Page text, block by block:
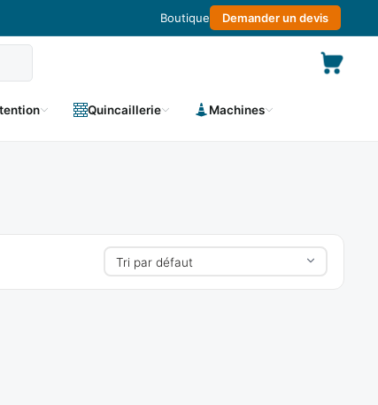
Boutique Demander un devis
Quincaillerie Machines